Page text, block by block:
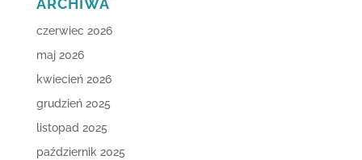
ARCHIWA
czerwiec 2026
maj 2026
kwiecień 2026
grudzień 2025
listopad 2025
październik 2025